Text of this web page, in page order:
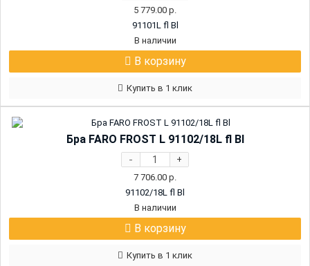
5 779.00 р.
91101L fl Bl
В наличии
В корзину
Купить в 1 клик
Бра FARO FROST L 91102/18L fl Bl
- +
7 706.00 р.
91102/18L fl Bl
В наличии
В корзину
Купить в 1 клик